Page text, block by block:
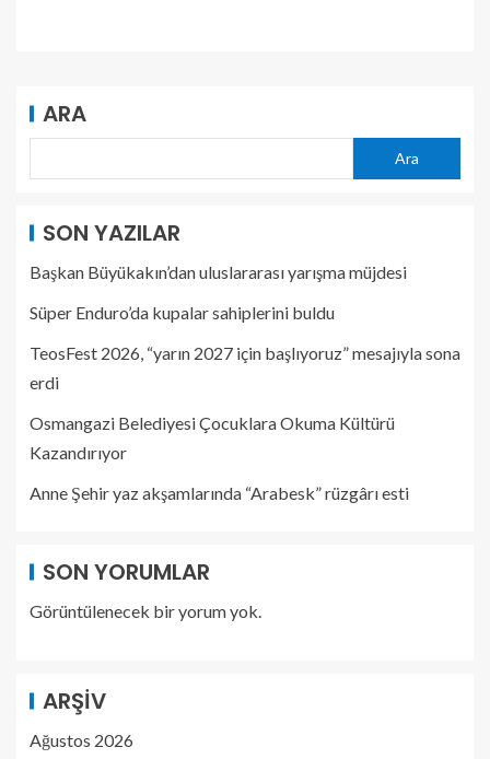
ARA
Ara
SON YAZILAR
Başkan Büyükakın’dan uluslararası yarışma müjdesi
Süper Enduro’da kupalar sahiplerini buldu
TeosFest 2026, “yarın 2027 için başlıyoruz” mesajıyla sona
erdi
Osmangazi Belediyesi Çocuklara Okuma Kültürü
Kazandırıyor
Anne Şehir yaz akşamlarında “Arabesk” rüzgârı esti
SON YORUMLAR
Görüntülenecek bir yorum yok.
ARŞIV
Ağustos 2026